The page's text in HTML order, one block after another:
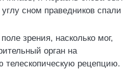
сном праведников спали
зрения, насколько мог,
орган на
телескопическую рецепцию.